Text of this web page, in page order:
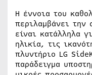
Η έννοια του
περιλαμβάνει την
είναι κατάλληλα
ηλικία, τις
πλυντήριο LG
παράδειγμα